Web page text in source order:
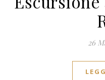
26